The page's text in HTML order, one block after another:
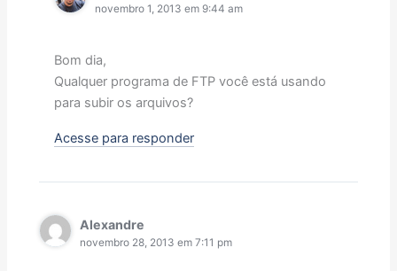
novembro 1, 2013 em 9:44 am
Bom dia,
Qualquer programa de FTP você está usando
para subir os arquivos?
Acesse para responder
Alexandre
novembro 28, 2013 em 7:11 pm